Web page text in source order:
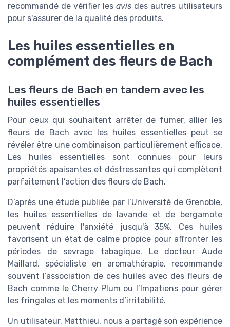
recommandé de vérifier les avis des autres utilisateurs
pour s'assurer de la qualité des produits.
Les huiles essentielles en
complément des fleurs de Bach
Les fleurs de Bach en tandem avec les
huiles essentielles
Pour ceux qui souhaitent arrêter de fumer, allier les
fleurs de Bach avec les huiles essentielles peut se
révéler être une combinaison particulièrement efficace.
Les huiles essentielles sont connues pour leurs
propriétés apaisantes et déstressantes qui complètent
parfaitement l’action des fleurs de Bach.
D’après une étude publiée par l’Université de Grenoble,
les huiles essentielles de lavande et de bergamote
peuvent réduire l'anxiété jusqu'à 35%. Ces huiles
favorisent un état de calme propice pour affronter les
périodes de sevrage tabagique. Le docteur Aude
Maillard, spécialiste en aromathérapie, recommande
souvent l’association de ces huiles avec des fleurs de
Bach comme le Cherry Plum ou l’Impatiens pour gérer
les fringales et les moments d’irritabilité.
Un utilisateur, Matthieu, nous a partagé son expérience